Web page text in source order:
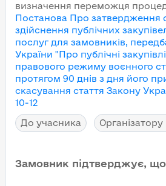
визначення переможця
Постанова Про затвердження
здійснення публічних
послуг для замовників,
України "Про публічні
правового режиму воєнного
протягом 90 днів з дня його
скасування стаття Закону
10-12
До учасника
Замовник підтверджує, що